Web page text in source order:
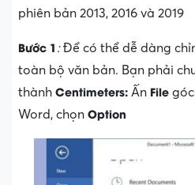
phiên bản 2013, 2016 và 2019
Bước 1 :Để có thể dễ dàng
toàn bộ văn bản. Bạn phải
thành Centimeters: Ấn File
Word, chọn Option